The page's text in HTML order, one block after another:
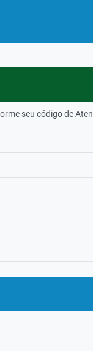
seu código de